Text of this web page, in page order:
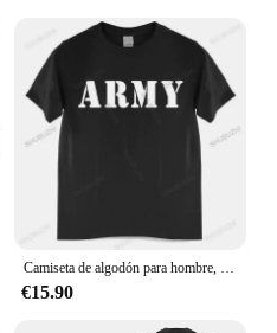
€15.90